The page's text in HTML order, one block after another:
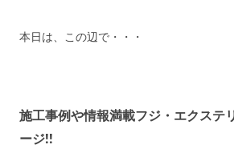
本日は、この辺で・・・
施工事例や情報満載フジ・エクステ
ージ!!